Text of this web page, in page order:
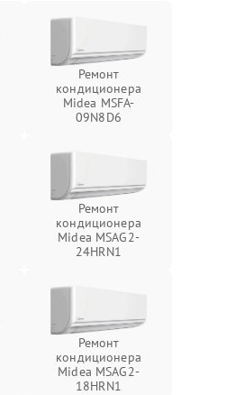
Ремонт
кондиционера
Midea MSFA-
09N8D6
Ремонт
кондиционера
Midea MSAG2-
24HRN1
Ремонт
кондиционера
Midea MSAG2-
18HRN1